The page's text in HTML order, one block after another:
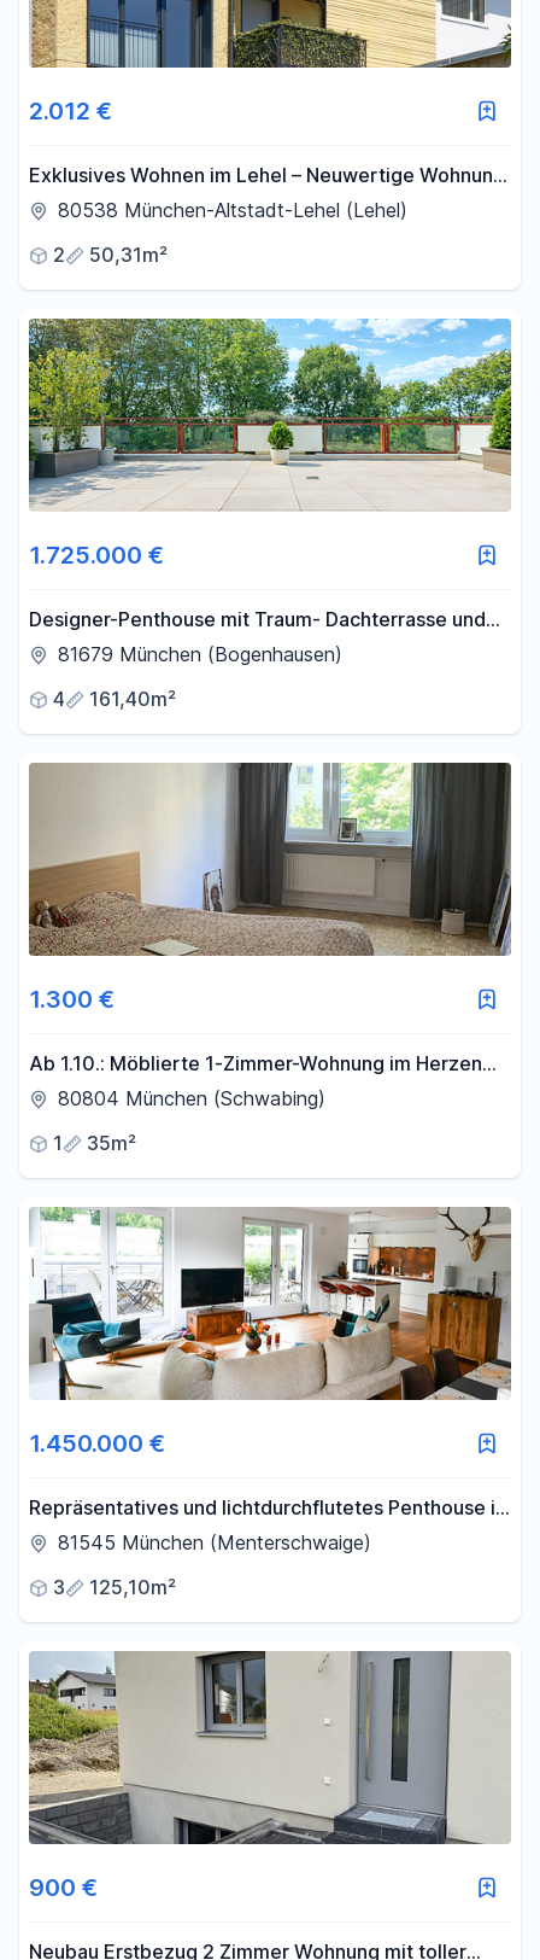
2.012 €
Exklusives Wohnen im Lehel – Neuwertige Wohnung
mit Lift & Klimatisierung & Garten
80538 München-Altstadt-Lehel (Lehel)
2
50,31m²
1.725.000 €
Designer-Penthouse mit Traum- Dachterrasse und
Blick über Isarhochufer: PROVISIONSFREI
81679 München (Bogenhausen)
4
161,40m²
1.300 €
Ab 1.10.: Möblierte 1-Zimmer-Wohnung im Herzen
von München-Schwabing – hochwertig saniert
80804 München (Schwabing)
1
35m²
1.450.000 €
Repräsentatives und lichtdurchflutetes Penthouse in
der Menterschwaige
81545 München (Menterschwaige)
3
125,10m²
900 €
Neubau Erstbezug 2 Zimmer Wohnung mit toller